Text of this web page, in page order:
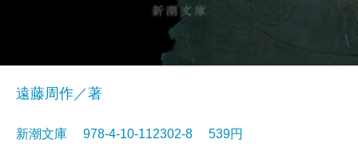
遠藤周作／著
新潮文庫 978-4-10-112302-8 539円